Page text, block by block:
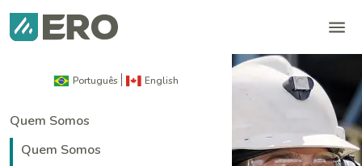
Português English
Quem Somos
Quem Somos